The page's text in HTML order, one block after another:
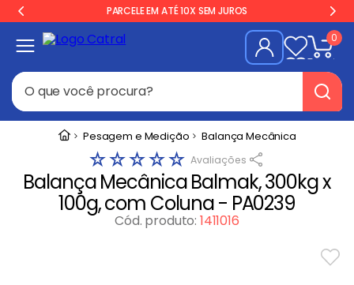
PARCELE EM ATÉ 10X SEM JUROS
0
O que você procura?
Pesagem e Medição Balança Mecânica
☆☆☆☆☆
Balança Mecânica Balmak, 300kg x
100g, com Coluna - PA0239
Cód. produto: 1411016
Termos mais buscados
Geladeira
2º Freezer
Balança